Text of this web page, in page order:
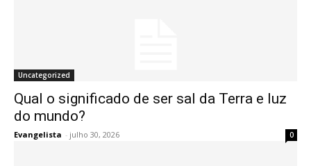
Uncategorized
Qual o significado de ser sal da Terra e luz
do mundo?
Evangelista - julho 30, 2026 0